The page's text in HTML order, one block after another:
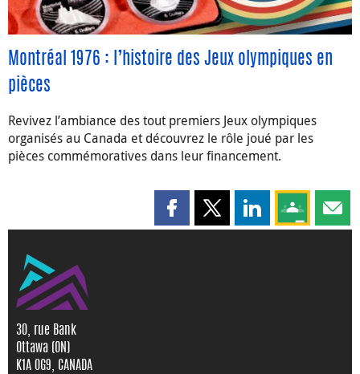
Montréal 1976 : l’histoire des Jeux olympiques en
pièces
Revivez l’ambiance des tout premiers Jeux olympiques
organisés au Canada et découvrez le rôle joué par les
pièces commémoratives dans leur financement.
Partager cette page sur
Partager cette page sur X
Partager cette
Partagez
30, rue Bank
Ottawa (ON)
K1A 0G9, CANADA